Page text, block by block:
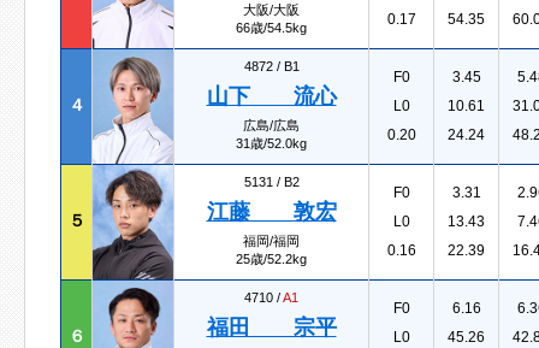
大阪/大阪
66歳/54.5kg
0.17
54.35
４
4872 / B1
山下 流心
広島/広島
31歳/52.0kg
F0
L0
0.20
3.45
10.61
24.24
５
5131 / B2
江藤 敦宏
福岡/福岡
25歳/52.2kg
F0
L0
0.16
3.31
13.43
22.39
６
4710 /A1
福田 宗平
F0
L0
6.16
45.26